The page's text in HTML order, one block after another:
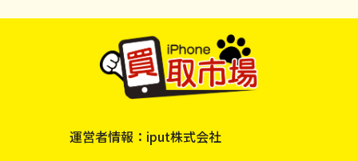
運営者情報：iput株式会社